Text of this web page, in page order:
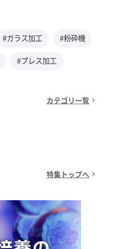
#ガラス加工
#粉砕機
#プレス加工
カテゴリ一覧
特集トップへ